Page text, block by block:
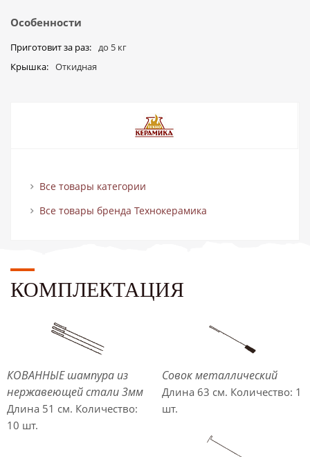
Особенности
Приготовит за раз
до 5 кг
Крышка
Откидная
Все товары категории
Все товары бренда Технокерамика
КОМПЛЕКТАЦИЯ
КОВАННЫЕ шампура из
нержавеющей стали 3мм
Длина 51 см. Количество:
10 шт.
Совок металлический
Длина 63 см. Количество: 1
шт.